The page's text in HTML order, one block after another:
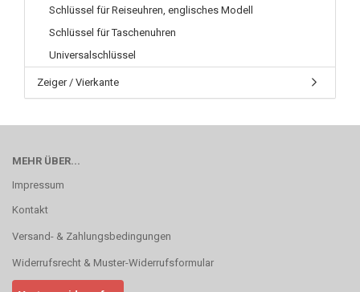
Schlüssel für Reiseuhren, englisches Modell
Schlüssel für Taschenuhren
Universalschlüssel
Zeiger / Vierkante
MEHR ÜBER...
Impressum
Kontakt
Versand- & Zahlungsbedingungen
Widerrufsrecht & Muster-Widerrufsformular